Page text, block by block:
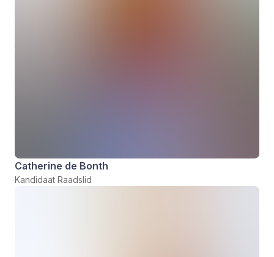
Catherine de Bonth
Kandidaat Raadslid